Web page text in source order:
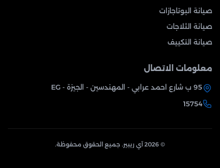
صيانة البوتاجازات
صيانة الثلاجات
صيانة التكييف
معلومات الاتصال
95 ب شارع احمد عرابي - المهندسين - الجيزة - EG
15754
© 2026 آي ريبير. جميع الحقوق محفوظة.